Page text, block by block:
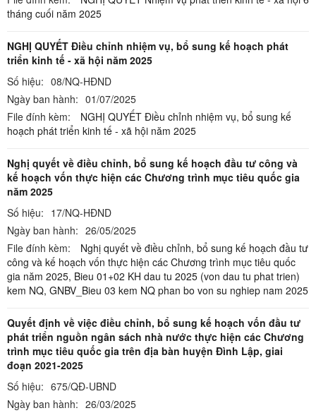
tháng cuối năm 2025
NGHỊ QUYẾT Điều chỉnh nhiệm vụ, bổ sung kế hoạch phát
triển kinh tế - xã hội năm 2025
Số hiệu: 08/NQ-HĐND
Ngày ban hành: 01/07/2025
File đính kèm:
NGHỊ QUYẾT Điều chỉnh nhiệm vụ, bổ sung kế
hoạch phát triển kinh tế - xã hội năm 2025
Nghị quyết về điều chỉnh, bổ sung kế hoạch đầu tư công và
kế hoạch vốn thực hiện các Chương trình mục tiêu quốc gia
năm 2025
Số hiệu: 17/NQ-HĐND
Ngày ban hành: 26/05/2025
File đính kèm:
Nghị quyết về điều chỉnh, bổ sung kế hoạch đầu tư
công và kế hoạch vốn thực hiện các Chương trình mục tiêu quốc
gia năm 2025, Bieu 01+02 KH dau tu 2025 (von dau tu phat trien)
kem NQ, GNBV_Bieu 03 kem NQ phan bo von su nghiep nam 2025
Quyết định về việc điều chỉnh, bổ sung kế hoạch vốn đầu tư
phát triển nguồn ngân sách nhà nước thực hiện các Chương
trình mục tiêu quốc gia trên địa bàn huyện Đình Lập, giai
đoạn 2021-2025
Số hiệu: 675/QĐ-UBND
Ngày ban hành: 26/03/2025